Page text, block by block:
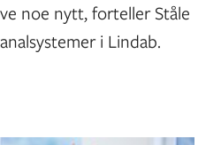
noe nytt, forteller Ståle
i Lindab.